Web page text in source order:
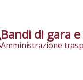
Bandi di gara
Amministrazione